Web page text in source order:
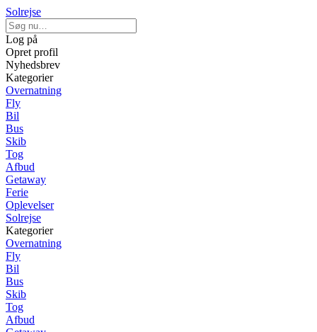
Solrejse
Log på
Opret profil
Nyhedsbrev
Kategorier
Overnatning
Fly
Bil
Bus
Skib
Tog
Afbud
Getaway
Ferie
Oplevelser
Solrejse
Kategorier
Overnatning
Fly
Bil
Bus
Skib
Tog
Afbud